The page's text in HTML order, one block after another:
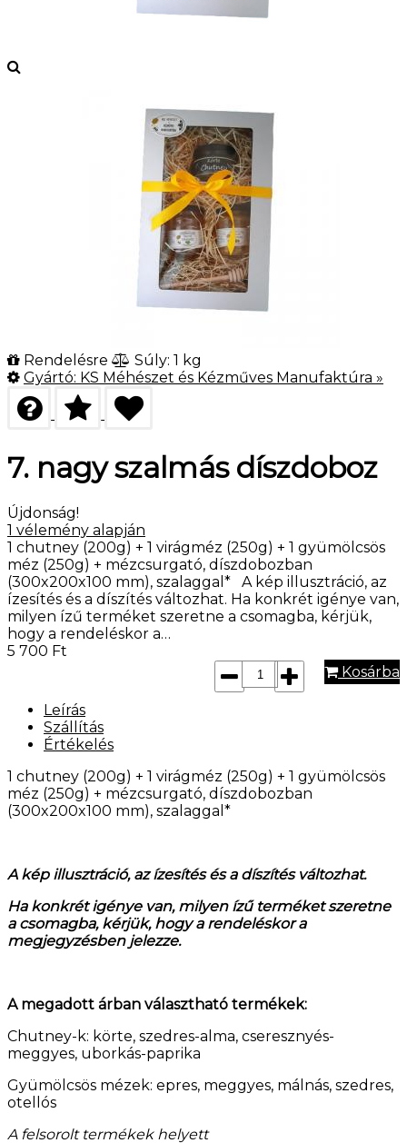
Rendelésre
Súly: 1 kg
Gyártó: KS Méhészet és Kézműves Manufaktúra »
7. nagy szalmás díszdoboz
Újdonság!
1 vélemény alapján
1 chutney (200g) + 1 virágméz (250g) + 1 gyümölcsös
méz (250g) + mézcsurgató, díszdobozban
(300x200x100 mm), szalaggal* A kép illusztráció, az
ízesítés és a díszítés változhat. Ha konkrét igénye van,
milyen ízű terméket szeretne a csomagba, kérjük,
hogy a rendeléskor a…
5 700 Ft
Kosárba
Leírás
Szállítás
Értékelés
1 chutney (200g) + 1 virágméz (250g) + 1 gyümölcsös
méz (250g) + mézcsurgató, díszdobozban
(300x200x100 mm), szalaggal*
A kép illusztráció, az ízesítés és a díszítés változhat.
Ha konkrét igénye van, milyen ízű terméket szeretne
a csomagba, kérjük, hogy a rendeléskor a
megjegyzésben jelezze.
A megadott árban választható termékek:
Chutney-k: körte, szedres-alma, cseresznyés-
meggyes, uborkás-paprika
Gyümölcsös mézek: epres, meggyes, málnás, szedres,
otellós
A felsorolt termékek helyett